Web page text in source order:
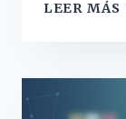
LEER MÁS